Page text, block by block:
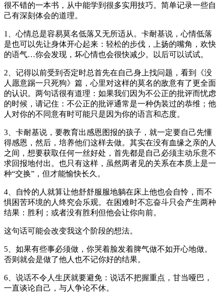
很不错的一本书，从中能学到很多实用技巧。简单记录一些自
己有深刻体会的道理。
1、心情总是容易莫名低落又无所适从。卡耐基说，心情低落
是也可以先让身体开心起来：轻松的步伐，上扬的嘴角，欢快
的语气…你会发现，坏心情也会很快减少。以后可以试试。
2、记得以前受到否定时总首先在自己身上找问题，看到《没
人愿意踢一只死狗》篇，心里对这样的莫名的敌意有了更全面
的认识。两句话很有道理：如果我们因为不公正的批评而忧虑
的时候，请记住：不公正的批评通常是一种伪装过的恭维；他
人对你的不同意有时可能只是因为你的语言和态度。
3、卡耐基说，要教育出感恩图报的孩子，就一定要自己先懂
得感恩，然后，培养他们这样去做。其实在没有血缘之亲的人
之间，想要获取任何一丝好处，首先都是自己必须主动乐意不
求回报地付出。也只有这样，虽然两者见的关系在本质上是一
种“交换”，但才能愉快长久。
4、自怜的人就算让他舒舒服服地躺在床上他也会自怜，而不
惧困苦环境的人终究会乐观。在困难时不忘奋斗只会产生两种
结果：胜利；或者没有胜利但他会让你向前。
这句话可能会改变我这个阶段的想法。
5、如果有些事必须做，你哭着脸发着脾气做不如开心地做。
否则就会是做了他人也不记你好的结果。
6、说话不令人生厌就要避免：说话不把握重点，甘当哑巴，
一直谈论自己，与人争论不休。